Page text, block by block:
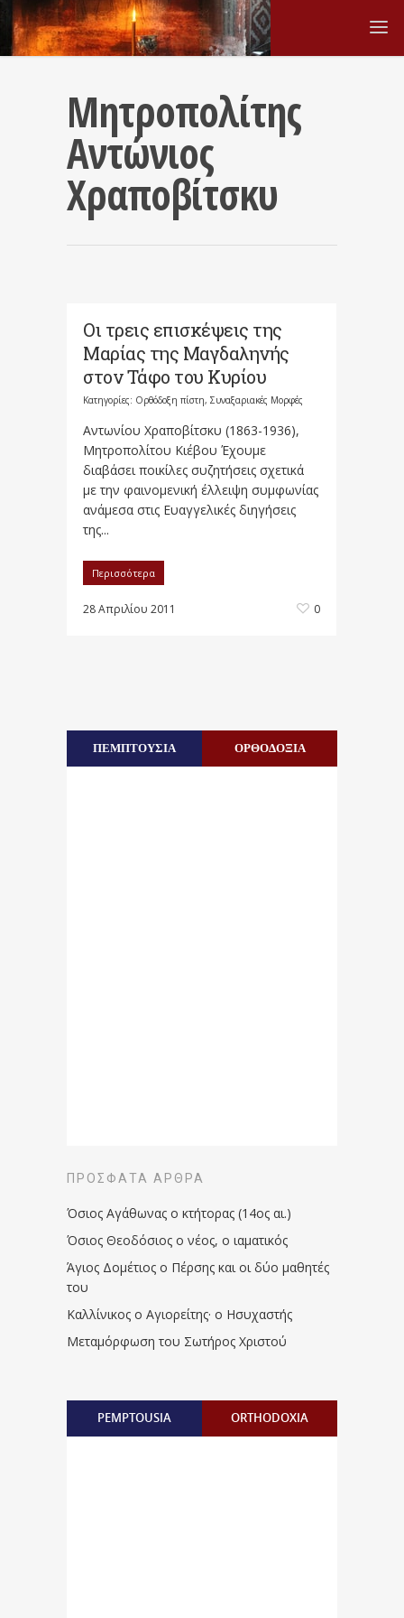
Μητροπολίτης
Αντώνιος
Χραποβίτσκυ
Οι τρεις επισκέψεις της
Μαρίας της Μαγδαληνής
στον Τάφο του Κυρίου
Κατηγορίες: Ορθόδοξη πίστη, Συναξαριακές Μορφές
Αντωνίου Χραποβίτσκυ (1863-1936),
Μητροπολίτου Κιέβου Έχουμε
διαβάσει ποικίλες συζητήσεις σχετικά
με την φαινομενική έλλειψη συμφωνίας
ανάμεσα στις Ευαγγελικές διηγήσεις
της...
Περισσότερα
28 Απριλίου 2011 0
ΠΕΜΠΤΟΥΣΙΑ ΟΡΘΟΔΟΞΙΑ
ΠΡΌΣΦΑΤΑ ΆΡΘΡΑ
Όσιος Αγάθωνας ο κτήτορας (14ος αι.)
Όσιος Θεοδόσιος ο νέος, ο ιαματικός
Άγιος Δομέτιος ο Πέρσης και οι δύο μαθητές
του
Καλλίνικος ο Αγιορείτης · ο Ησυχαστής
Μεταμόρφωση του Σωτήρος Χριστού
PEMPTOUSIA ORTHODOXIA